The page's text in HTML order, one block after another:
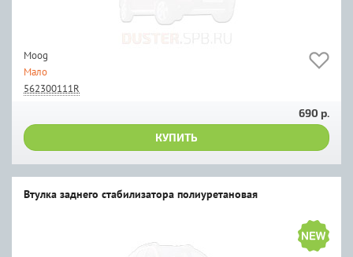
Moog
Мало
562300111R
690 р.
КУПИТЬ
Втулка заднего стабилизатора полиуретановая